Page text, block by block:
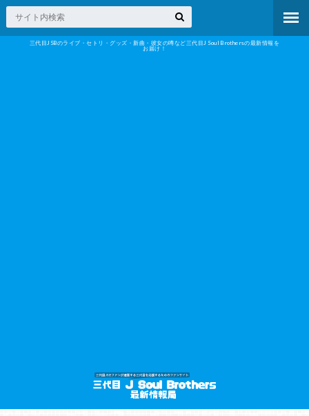
三代目JSBのライブ・セトリ・グッズ・新曲・彼女の噂など三代目J Soul Brothersの最新情報を
お届け！